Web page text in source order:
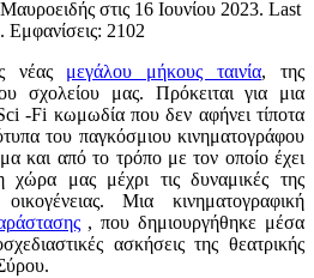
στις 16 Ιουνίου 2023. Last
. Εμφανίσεις: 2102
νέας μεγάλου μήκους ταινία, της
σχολείου μας. Πρόκειται για μια
-Fi κωμωδία που δεν αφήνει τίποτα
του παγκόσμιου κινηματογράφου
και από το τρόπο με τον οποίο έχει
μας μέχρι τις δυναμικές της
Μια κινηματογραφική
, που δημιουργήθηκε μέσα
ασκήσεις της θεατρικής